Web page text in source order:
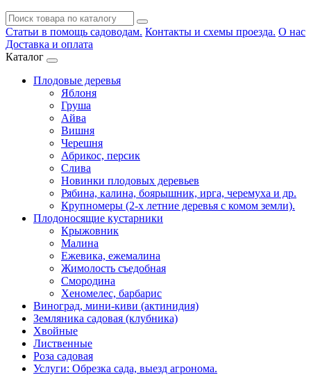
Статьи в помощь садоводам. Контакты и схемы проезда. О нас
Доставка и оплата
Каталог
Плодовые деревья
Яблоня
Груша
Айва
Вишня
Черешня
Абрикос, персик
Слива
Новинки плодовых деревьев
Рябина, калина, боярышник, ирга, черемуха и др.
Крупномеры (2-х летние деревья с комом земли).
Плодоносящие кустарники
Крыжовник
Малина
Ежевика, ежемалина
Жимолость съедобная
Смородина
Хеномелес, барбарис
Виноград, мини-киви (актинидия)
Земляника садовая (клубника)
Хвойные
Лиственные
Роза садовая
Услуги: Обрезка сада, выезд агронома.